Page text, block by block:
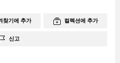
찾기에 추가 컬렉션에 추가
신고